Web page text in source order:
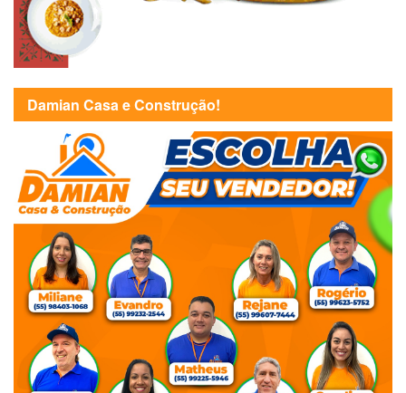
Damian Casa e Construção!